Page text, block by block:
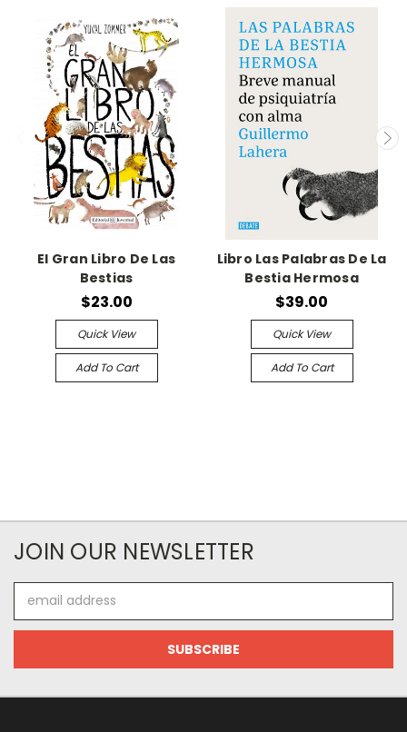
El Gran Libro De Las
Bestias
$23.00
Quick View
Add To Cart
Libro Las Palabras De La
Bestia Hermosa
$39.00
Quick View
Add To Cart
JOIN OUR NEWSLETTER
Address